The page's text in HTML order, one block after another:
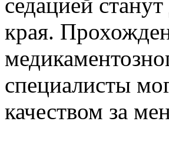
седацией
края.
специалисты
качеством за